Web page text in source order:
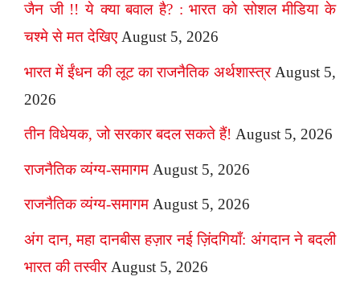
जैन जी !! ये क्या बवाल है? : भारत को सोशल मीडिया के
चश्मे से मत देखिए August 5, 2026
भारत में ईंधन की लूट का राजनैतिक अर्थशास्त्र August 5,
2026
तीन विधेयक, जो सरकार बदल सकते हैं! August 5, 2026
राजनैतिक व्यंग्य-समागम August 5, 2026
राजनैतिक व्यंग्य-समागम August 5, 2026
अंग दान, महा दानबीस हज़ार नई ज़िंदगियाँ: अंगदान ने बदली
भारत की तस्वीर August 5, 2026